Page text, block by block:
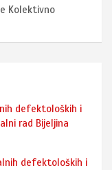
Kolektivno
defektoloških i
rad Bijeljina
defektoloških i